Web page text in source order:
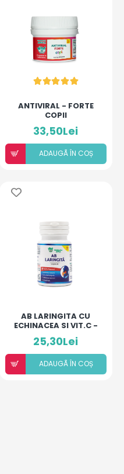
ANTIVIRAL - FORTE
COPII
33,50Lei
ADAUGÃ ÎN COȘ
AB LARINGITA CU
ECHINACEA SI VIT.C -
15 CAPS
25,30Lei
ADAUGÃ ÎN COȘ